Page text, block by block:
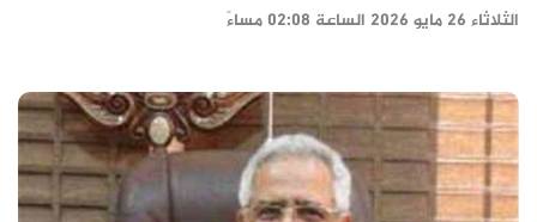
الثلاثاء ٢٦ مايو ٢٠٢٦ الساعة ٠٢:٠٨ مساءً